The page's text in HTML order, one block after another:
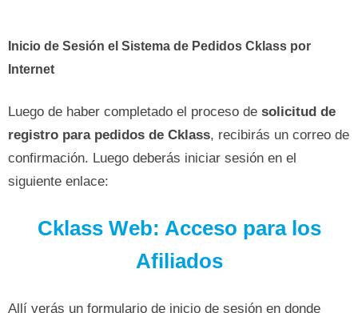
Inicio de Sesión el Sistema de Pedidos Cklass por
Internet
Luego de haber completado el proceso de solicitud de
registro para pedidos de Cklass, recibirás un correo de
confirmación. Luego deberás iniciar sesión en el
siguiente enlace:
Cklass Web: Acceso para los
Afiliados
Allí verás un formulario de inicio de sesión en donde